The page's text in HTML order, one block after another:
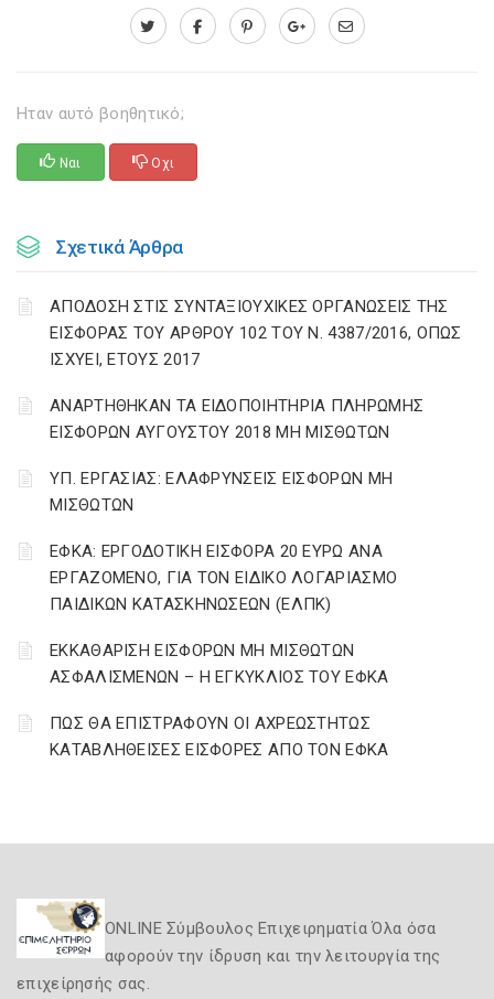
Ηταν αυτό βοηθητικό;
Ναι Οχι
Σχετικά Άρθρα
ΑΠΟΔΟΣΗ ΣΤΙΣ ΣΥΝΤΑΞΙΟΥΧΙΚΕΣ ΟΡΓΑΝΩΣΕΙΣ ΤΗΣ
ΕΙΣΦΟΡΑΣ ΤΟΥ ΑΡΘΡΟΥ 102 ΤΟΥ Ν. 4387/2016, ΟΠΩΣ
ΙΣΧΥΕΙ, ΕΤΟΥΣ 2017
ΑΝΑΡΤΗΘΗΚΑΝ ΤΑ ΕΙΔΟΠΟΙΗΤΗΡΙΑ ΠΛΗΡΩΜΗΣ
ΕΙΣΦΟΡΩΝ ΑΥΓΟΥΣΤΟΥ 2018 ΜΗ ΜΙΣΘΩΤΩΝ
ΥΠ. ΕΡΓΑΣΙΑΣ: ΕΛΑΦΡΥΝΣΕΙΣ ΕΙΣΦΟΡΩΝ ΜΗ
ΜΙΣΘΩΤΩΝ
ΕΦΚΑ: ΕΡΓΟΔΟΤΙΚΗ ΕΙΣΦΟΡΑ 20 ΕΥΡΩ ΑΝΑ
ΕΡΓΑΖΟΜΕΝΟ, ΓΙΑ ΤΟΝ ΕΙΔΙΚΟ ΛΟΓΑΡΙΑΣΜΟ
ΠΑΙΔΙΚΩΝ ΚΑΤΑΣΚΗΝΩΣΕΩΝ (ΕΛΠΚ)
ΕΚΚΑΘΑΡΙΣΗ ΕΙΣΦΟΡΩΝ ΜΗ ΜΙΣΘΩΤΩΝ
ΑΣΦΑΛΙΣΜΕΝΩΝ – Η ΕΓΚΥΚΛΙΟΣ ΤΟΥ ΕΦΚΑ
ΠΩΣ ΘΑ ΕΠΙΣΤΡΑΦΟΥΝ ΟΙ ΑΧΡΕΩΣΤΗΤΩΣ
ΚΑΤΑΒΛΗΘΕΙΣΕΣ ΕΙΣΦΟΡΕΣ ΑΠΟ ΤΟΝ ΕΦΚΑ
ONLINE Σύμβουλος Επιχειρηματία Όλα όσα
αφορούν την ίδρυση και την λειτουργία της
επιχείρησής σας.